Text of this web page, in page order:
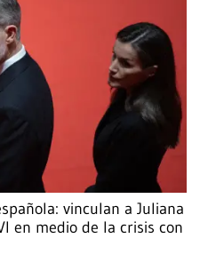
vinculan a Juliana
en medio de la crisis con